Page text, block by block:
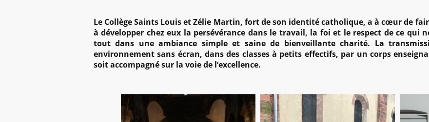
Le Collège Saints Louis et Zélie Martin, fort de son identité catholique, a à cœur de
à développer chez eux la persévérance dans le travail, la foi et le respect de ce qui
tout dans une ambiance simple et saine de bienveillante charité. La
environnement sans écran, dans des classes à petits effectifs, par un corps
soit accompagné sur la voie de l’excellence.